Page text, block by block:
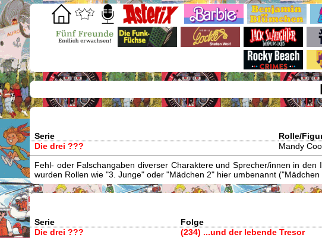
Serie Rolle/
Die drei ???
Mandy
Fehl- oder Falschangaben diverser Charaktere und Sprecher/innen in
wurden Rollen wie "3. Junge" oder "Mädchen 2" hier umbenannt
Serie Folge
Die drei ???
(234) ...und der lebende Tresor